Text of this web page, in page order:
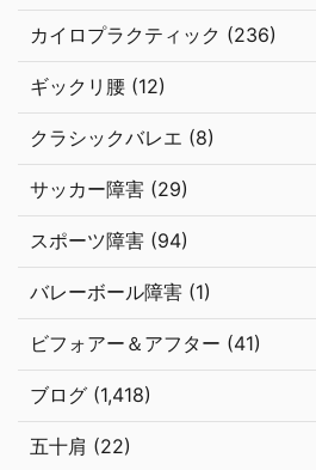
カイロプラクティック (236)
ギックリ腰 (12)
クラシックバレエ (8)
サッカー障害 (29)
スポーツ障害 (94)
バレーボール障害 (1)
ビフォアー＆アフター (41)
ブログ (1,418)
五十肩 (22)